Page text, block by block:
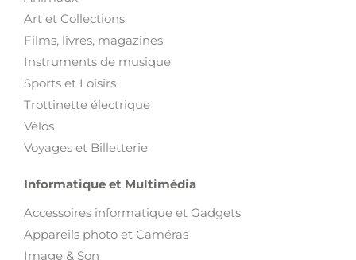
Art et Collections
Films, livres, magazines
Instruments de musique
Sports et Loisirs
Trottinette électrique
Vélos
Voyages et Billetterie
Informatique et Multimédia
Accessoires informatique et Gadgets
Appareils photo et Caméras
Image & Son